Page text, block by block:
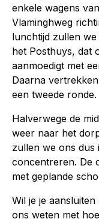
enkele wagens
Vlaminghweg
lunchtijd zullen
het Posthuys, dat
aanmoedigt met
Daarna
een tweede ronde.
Halverwege de
weer naar het
zullen we ons dus
concentreren. De
met geplande
Wil je je
ons weten met